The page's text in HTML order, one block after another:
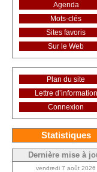
Agenda
Mots-clés
Sites favoris
Sur le Web
Plan du site
Lettre d’information
Connexion
Statistiques
Dernière mise à
vendredi 7 août 2026